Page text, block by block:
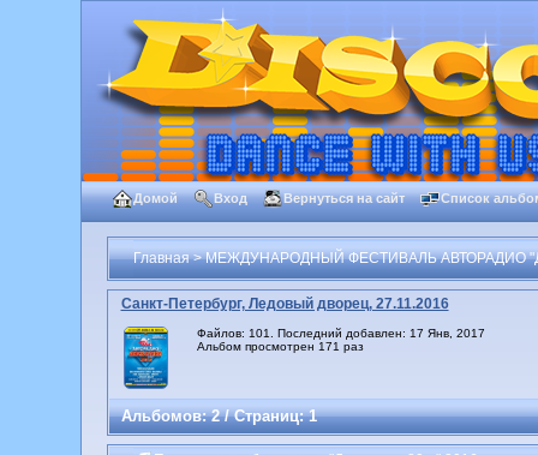
Домой Вход Вернуться на сайт Список
Главная>МЕЖДУНАРОДНЫЙ ФЕСТИВАЛЬ АВТОРАДИО
Санкт-Петербург, Ледовый дворец, 27.11.2016
Файлов: 101. Последний добавлен: 17 Янв, 2017
Альбом просмотрен 171 раз
Альбомов: 2 / Страниц: 1